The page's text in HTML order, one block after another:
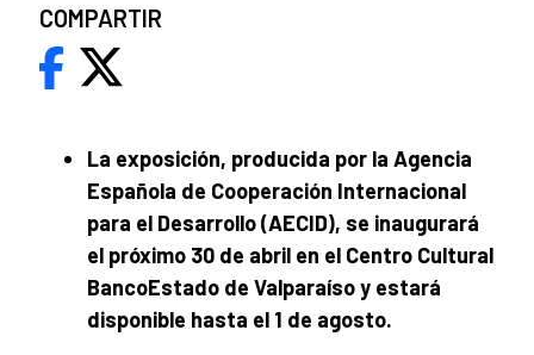
La exposición, producida por la Agencia
Española de Cooperación Internacional
para el Desarrollo (AECID), se inaugurará
el próximo 30 de abril en el Centro Cultural
BancoEstado de Valparaíso y estará
disponible hasta el 1 de agosto.
COMPARTIR